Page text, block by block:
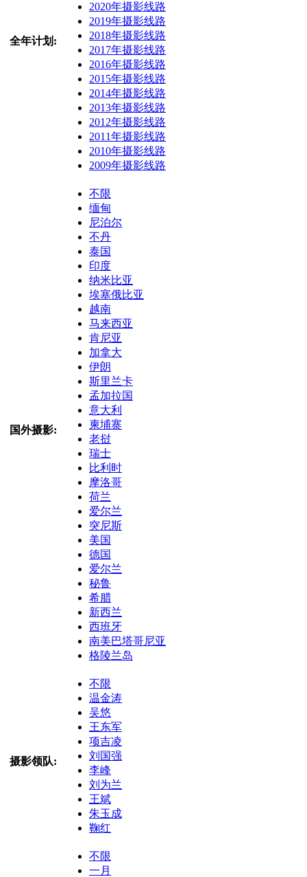
全年计划:
2020年摄影线路
2019年摄影线路
2018年摄影线路
2017年摄影线路
2016年摄影线路
2015年摄影线路
2014年摄影线路
2013年摄影线路
2012年摄影线路
2011年摄影线路
2010年摄影线路
2009年摄影线路
国外摄影:
不限
缅甸
尼泊尔
不丹
泰国
印度
纳米比亚
埃塞俄比亚
越南
马来西亚
肯尼亚
加拿大
伊朗
斯里兰卡
孟加拉国
意大利
柬埔寨
老挝
瑞士
比利时
摩洛哥
荷兰
爱尔兰
突尼斯
美国
德国
爱尔兰
秘鲁
希腊
新西兰
西班牙
南美巴塔哥尼亚
格陵兰岛
摄影领队:
不限
温金涛
吴悠
王东军
项吉凌
刘国强
李峰
刘为兰
王斌
朱玉成
鞠红
不限
一月